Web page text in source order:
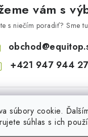
súbory cookie.
súhlas s ich
vám s
s niečím poradiť? Sme
obchod@
+421 947 944